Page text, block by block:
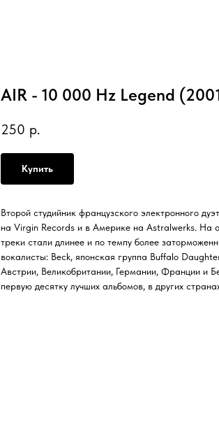
AIR - 10 000 Hz Legend
250 р.
Купить
Второй студийник французского электронного
на Virgin Records и в Америке на Astralwerks. На
треки стали длинее и по темпу более
вокалисты: Beck, японская группа Buffalo
Австрии, Великобритании, Германии, Франции и
первую десятку лучших альбомов, в других